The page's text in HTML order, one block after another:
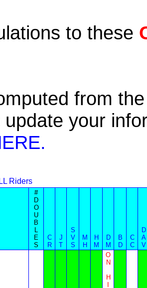
to these
from
update your
Riders
#
D
O
U
B
L
E
S
C
R
J
T
S
V
S
M
H
H
M
D
M
B
D
C
C
D
A
V
O
N
H